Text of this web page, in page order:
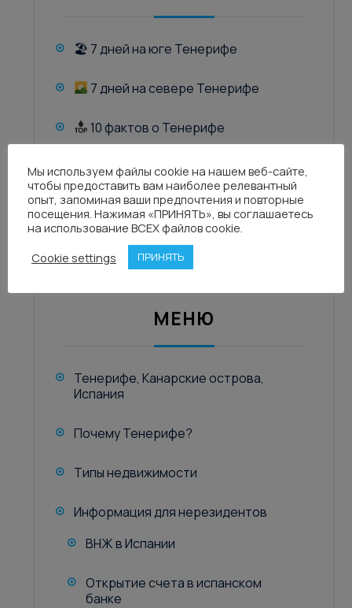
🏖 7 дней на юге Тенерифе
7 дней на севере Тенерифе
10 фактов о Тенерифе
Мифы и легенды Тенерифе
Современная культура Тенерифе
МЕНЮ
Тенерифе, Канарские острова,
Испания
Почему Тенерифе?
Типы недвижимости
Информация для нерезидентов
ВНЖ в Испании
Открытие счета в испанском
банке
Мы используем файлы cookie на нашем веб-сайте,
чтобы предоставить вам наиболее релевантный
опыт, запоминая ваши предпочтения и повторные
посещения. Нажимая «ПРИНЯТЬ», вы соглашаетесь
на использование ВСЕХ файлов cookie.
Cookie settings
ПРИНЯТЬ